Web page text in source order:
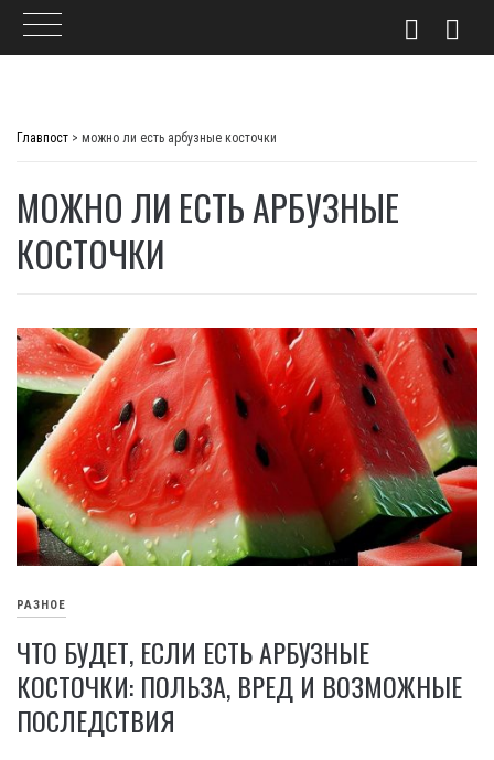
Главпост > можно ли есть арбузные косточки
МОЖНО ЛИ ЕСТЬ АРБУЗНЫЕ
КОСТОЧКИ
РАЗНОЕ
ЧТО БУДЕТ, ЕСЛИ ЕСТЬ АРБУЗНЫЕ
КОСТОЧКИ: ПОЛЬЗА, ВРЕД И ВОЗМОЖНЫЕ
ПОСЛЕДСТВИЯ